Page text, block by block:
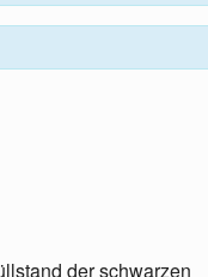
der schwarzen